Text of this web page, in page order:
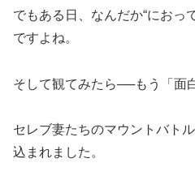
でもある日、なんだか“におっ
ですよね。
そして観てみたら──もう「面
セレブ妻たちのマウントバト
込まれました。